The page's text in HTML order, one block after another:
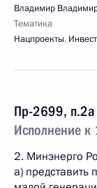
Владимир
Тематика
Нацпроекты,
Пр-2699, п.2а
Исполнение
2. Минэнерго
а) представить